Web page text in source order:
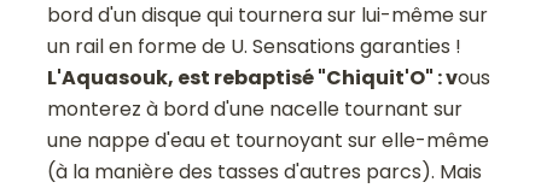
bord d'un disque qui tournera sur lui-même sur
un rail en forme de U. Sensations garanties !
L'Aquasouk, est rebaptisé "Chiquit'O" : vous
monterez à bord d'une nacelle tournant sur
une nappe d'eau et tournoyant sur elle-même
(à la manière des tasses d'autres parcs). Mais